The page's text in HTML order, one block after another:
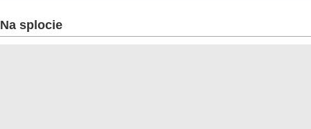
Na splocie